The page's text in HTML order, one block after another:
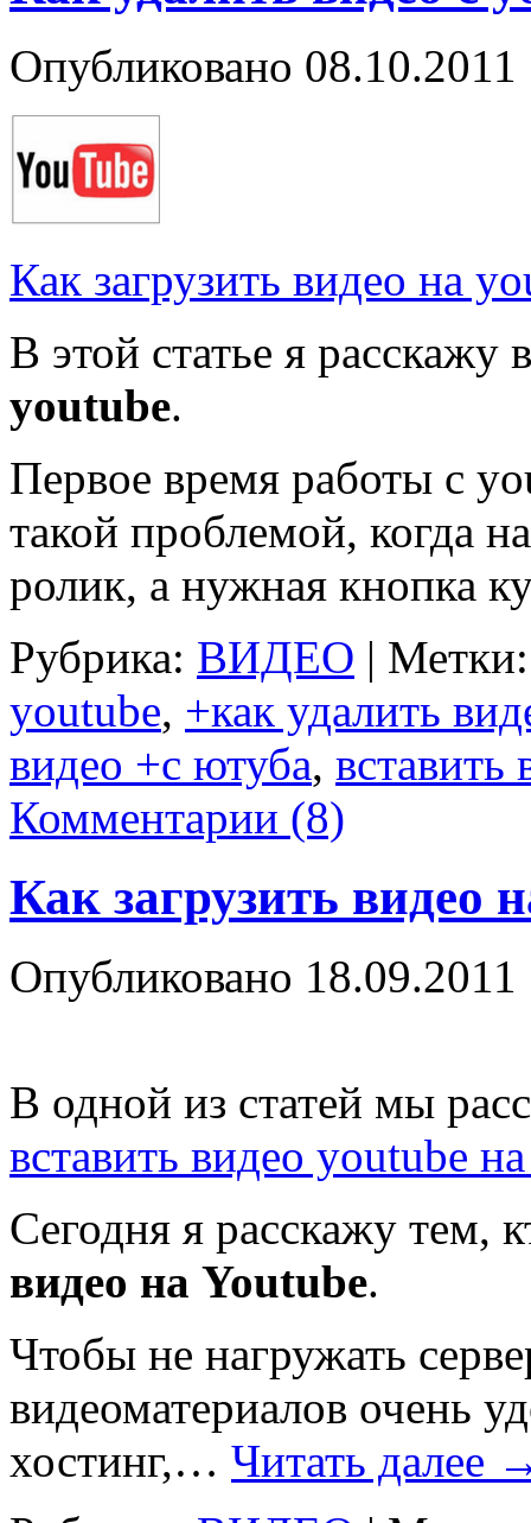
Опубликовано 08.10.2011
Как загрузить видео на
В этой статье я расскажу
youtube.
Первое время работы с
такой проблемой, когда
ролик, а нужная кнопка
Рубрика: ВИДЕО | Метки:
youtube, +как удалить
видео +с ютуба, вставить
Комментарии (8)
Как загрузить видео
Опубликовано 18.09.2011
В одной из статей мы
вставить видео youtube на
Сегодня я расскажу тем,
видео на Youtube.
Чтобы не нагружать
видеоматериалов очень
хостинг,… Читать далее